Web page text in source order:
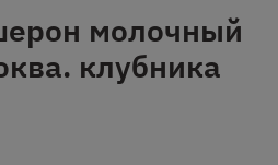
молочный
клубника